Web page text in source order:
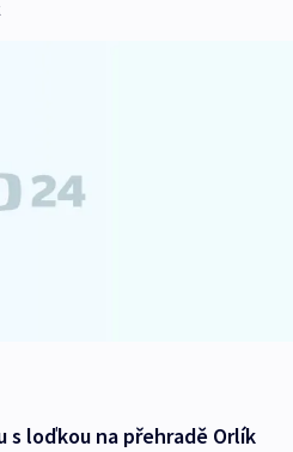
loďkou na přehradě Orlík